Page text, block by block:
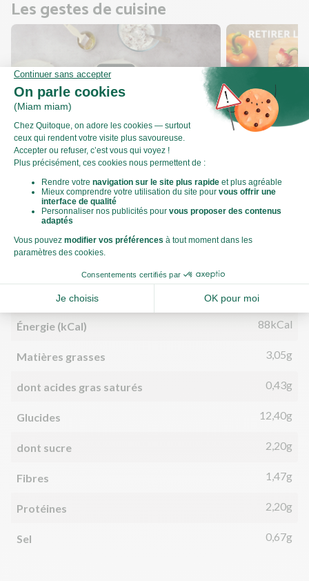
Les gestes de cuisine
Comment plier des bricks ?
Valeurs nutritionnelles
Par personne
Énergie (kJ)
Énergie (kCal) 88kCal
Matières grasses 3,05g
dont acides gras saturés 0,43g
Glucides 12,40g
dont sucre 2,20g
Fibres 1,47g
Protéines 2,20g
Sel 0,67g